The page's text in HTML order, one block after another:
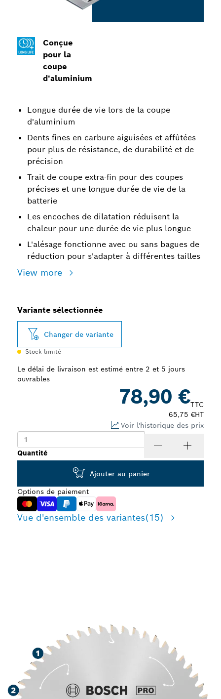
Conçue
pour la
coupe
d'aluminium
Longue durée de vie lors de la coupe
d'aluminium
Dents fines en carbure aiguisées et affûtées
pour plus de résistance, de durabilité et de
précision
Trait de coupe extra-fin pour des coupes
précises et une longue durée de vie de la
batterie
Les encoches de dilatation réduisent la
chaleur pour une durée de vie plus longue
L'alésage fonctionne avec ou sans bagues de
réduction pour s'adapter à différentes tailles
View more
Variante sélectionnée
Changer de variante
Stock limité
Le délai de livraison est estimé entre 2 et 5 jours
ouvrables
78,90 €TTC
65,75 €HT
Voir l'historique des prix
Quantité
Ajouter au panier
Options de paiement
Vue d'ensemble des variantes(15)